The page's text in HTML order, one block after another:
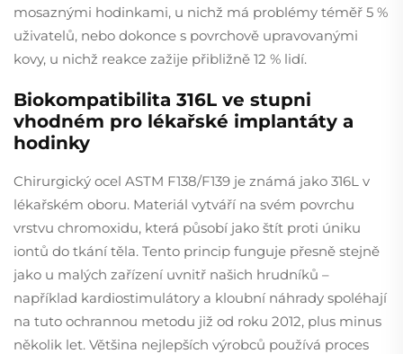
mosaznými hodinkami, u nichž má problémy téměř 5 %
uživatelů, nebo dokonce s povrchově upravovanými
kovy, u nichž reakce zažije přibližně 12 % lidí.
Biokompatibilita 316L ve stupni
vhodném pro lékařské implantáty a
hodinky
Chirurgický ocel ASTM F138/F139 je známá jako 316L v
lékařském oboru. Materiál vytváří na svém povrchu
vrstvu chromoxidu, která působí jako štít proti úniku
iontů do tkání těla. Tento princip funguje přesně stejně
jako u malých zařízení uvnitř našich hrudníků –
například kardiostimulátory a kloubní náhrady spoléhají
na tuto ochrannou metodu již od roku 2012, plus minus
několik let. Většina nejlepších výrobců používá proces